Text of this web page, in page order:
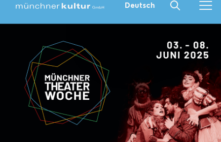
Deutsch